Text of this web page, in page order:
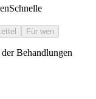
Schnelle
Für wen
Behandlungen